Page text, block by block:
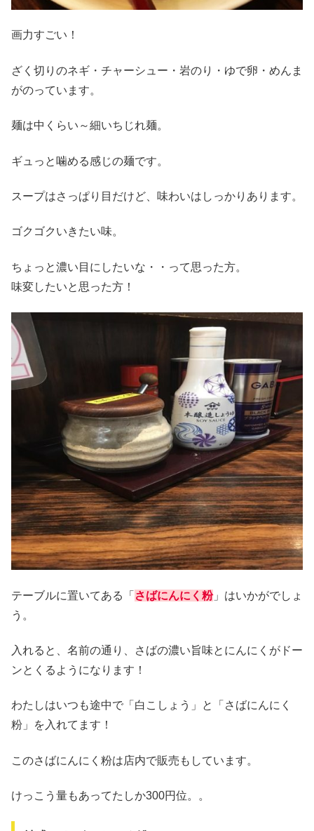
画力すごい！
ざく切りのネギ・チャーシュー・岩のり・ゆで卵・めんま
がのっています。
麺は中くらい～細いちじれ麺。
ギュっと噛める感じの麺です。
スープはさっぱり目だけど、味わいはしっかりあります。
ゴクゴクいきたい味。
ちょっと濃い目にしたいな・・って思った方。
味変したいと思った方！
テーブルに置いてある「 さばにんにく粉」はいかがでしょ
う。
入れると、名前の通り、さばの濃い旨味とにんにくがドー
ンとくるようになります！
わたしはいつも途中で「白こしょう」と「さばにんにく
粉」を入れてます！
このさばにんにく粉は店内で販売もしています。
けっこう量もあってたしか300円位。。